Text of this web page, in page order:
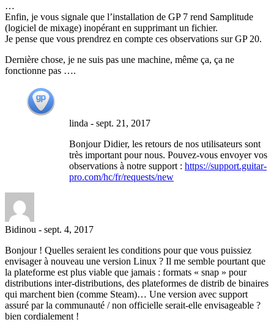
…
Enfin, je vous signale que l’installation de GP 7 rend Samplitude
(logiciel de mixage) inopérant en supprimant un fichier.
Je pense que vous prendrez en compte ces observations sur GP 20.
Dernière chose, je ne suis pas une machine, même ça, ça ne
fonctionne pas ….
linda - sept. 21, 2017
Bonjour Didier, les retours de nos utilisateurs sont
très important pour nous. Pouvez-vous envoyer vos
observations à notre support : https://support.guitar-
pro.com/hc/fr/requests/new
Bidinou - sept. 4, 2017
Bonjour ! Quelles seraient les conditions pour que vous puissiez
envisager à nouveau une version Linux ? Il me semble pourtant que
la plateforme est plus viable que jamais : formats « snap » pour
distributions inter-distributions, des plateformes de distrib de binaires
qui marchent bien (comme Steam)… Une version avec support
assuré par la communauté / non officielle serait-elle envisageable ?
bien cordialement !